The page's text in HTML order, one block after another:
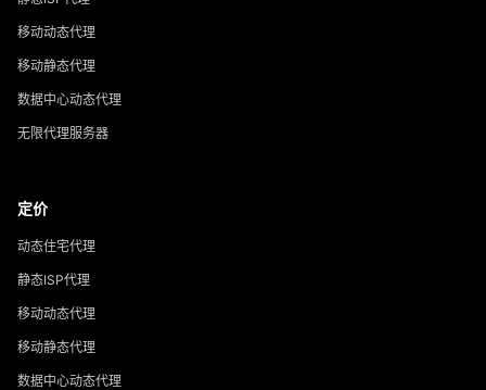
移动动态代理
移动静态代理
数据中心动态代理
无限代理服务器
定价
动态住宅代理
静态ISP代理
移动动态代理
移动静态代理
数据中心动态代理